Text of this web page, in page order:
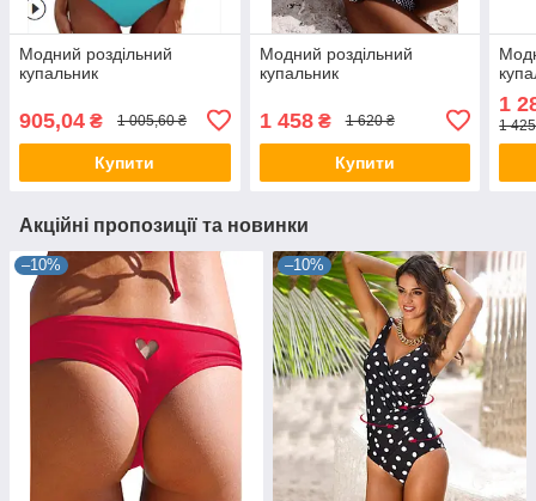
Модний роздільний
купальник
905,04 ₴ 1 005,60 ₴
Купити
Модний роздільний
купальник
1 458₴ 1 620 ₴
Купити
1
1
Акційні пропозиції та новинки
–10% –10%